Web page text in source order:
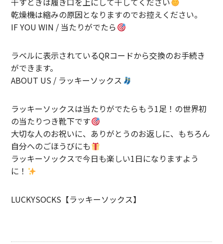
乾燥機は縮みの原因となりますのでお控えください。
IF YOU WIN / 当たりがでたら
ラベルに表示されているQRコードから交換のお手続き
ができます。
ABOUT US / ラッキーソックス
ラッキーソックスは当たりがでたらもう1足！の世界初
の当たりつき靴下です
大切な人のお祝いに、ありがとうのお返しに、もちろん
自分へのごほうびにも
ラッキーソックスで今日も楽しい1日になりますよう
に！
LUCKYSOCKS【ラッキーソックス】